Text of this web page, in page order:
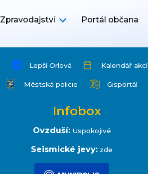
Zpravodajství Portál občana
Lepší Orlová Kalendář akcí
Městská policie Gisportál
Infobox
Ovzduší: Uspokojivé
Seismické jevy: zde